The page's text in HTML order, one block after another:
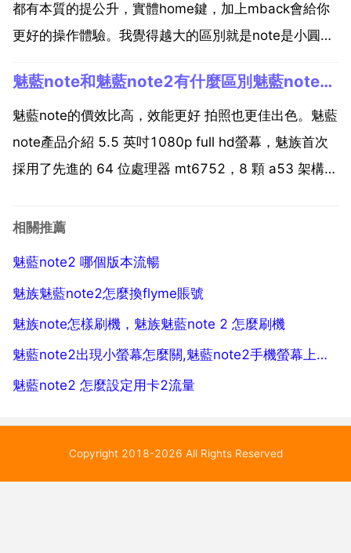
都有本質的提公升，實體home鍵，加上mback會給你
更好的操作體驗。我覺得越大的區別就是note是小圓點
3是5寸螢幕，魅藍note5是5.5寸螢幕，是不一樣的，
使用者可以到當地的...
魅藍note和魅藍note2有什麼區別魅藍note2的價格是
魅藍note的價效比高，效能更好 拍照也更佳出色。魅藍
note產品介紹 5.5 英吋1080p full hd螢幕，魅族首次
採用了先進的 64 位處理器 mt6752，8 顆 a53 架構核
是魅族的第一款單卡槽雙卡雙待手機，主...
相關推薦
魅藍note2 哪個版本流暢
魅族魅藍note2怎麼換flyme賬號
魅族note怎樣刷機，魅族魅藍note 2 怎麼刷機
魅藍note2出現小螢幕怎麼關,魅藍note2手機螢幕上面有個座標怎麼取消啊？
魅藍note2 怎麼設定用卡2流量
Copyright 2018-2026 All Rights Reserved